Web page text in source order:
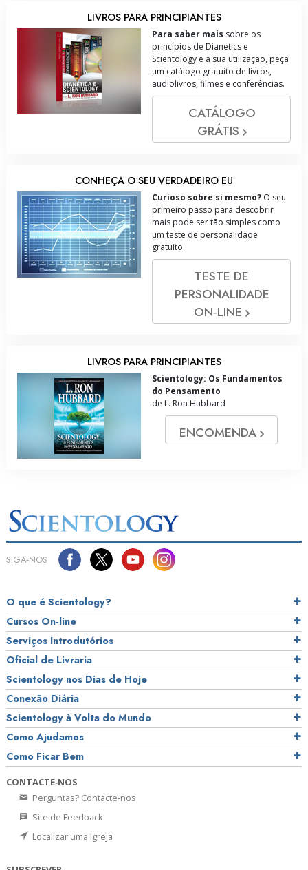
LIVROS PARA PRINCIPIANTES
Para saber mais sobre os
princípios de Dianetics e
Scientology e a sua utilização, peça
um catálogo gratuito de livros,
audiolivros, filmes e conferências.
CATÁLOGO
GRÁTIS
CONHEÇA O SEU VERDADEIRO EU
Curioso sobre si mesmo? O seu
primeiro passo para descobrir
mais pode ser tão simples como
um teste de personalidade
gratuito.
TESTE DE
PERSONALIDADE
ON‑LINE
LIVROS PARA PRINCIPIANTES
Scientology: Os Fundamentos
do Pensamento
de L. Ron Hubbard
ENCOMENDA
SIGA‑NOS
O que é Scientology?
Cursos On‑line
Serviços Introdutórios
Oficial de Livraria
Scientology nos Dias de Hoje
Conexão Diária
Scientology à Volta do Mundo
Como Ajudamos
Como Ficar Bem
CONTACTE‑NOS
Perguntas? Contacte‑nos
Site de Feedback
Localizar uma Igreja